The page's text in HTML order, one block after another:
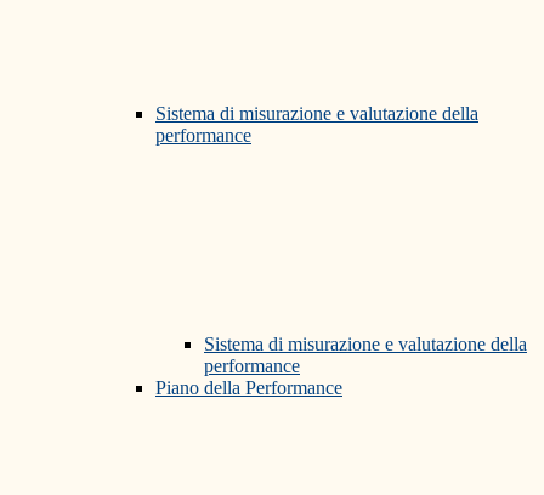
Sistema di misurazione e valutazione della
performance
Sistema di misurazione e valutazione della
performance
Piano della Performance